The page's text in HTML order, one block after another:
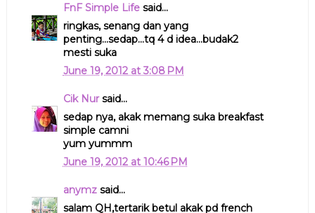
FnF Simple Lifesaid...
ringkas, senang dan yang
penting...sedap...tq 4 d idea...budak2
mesti suka
June 19, 2012 at 3:08 PM
Cik Nursaid...
sedap nya, akak memang suka breakfast
simple camni
yum yummm
June 19, 2012 at 10:46 PM
anymzsaid...
salam QH,tertarik betul akak pd french